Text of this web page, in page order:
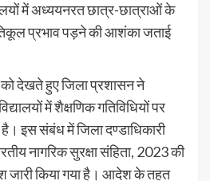
में अध्ययनरत छात्र-छात्राओं के
प्रभाव पड़ने की आशंका जताई
को देखते हुए जिला प्रशासन ने
में शैक्षणिक गतिविधियों पर
है। इस संबंध में जिला दण्डाधिकारी
नागरिक सुरक्षा संहिता, 2023 की
जारी किया गया है। आदेश के तहत